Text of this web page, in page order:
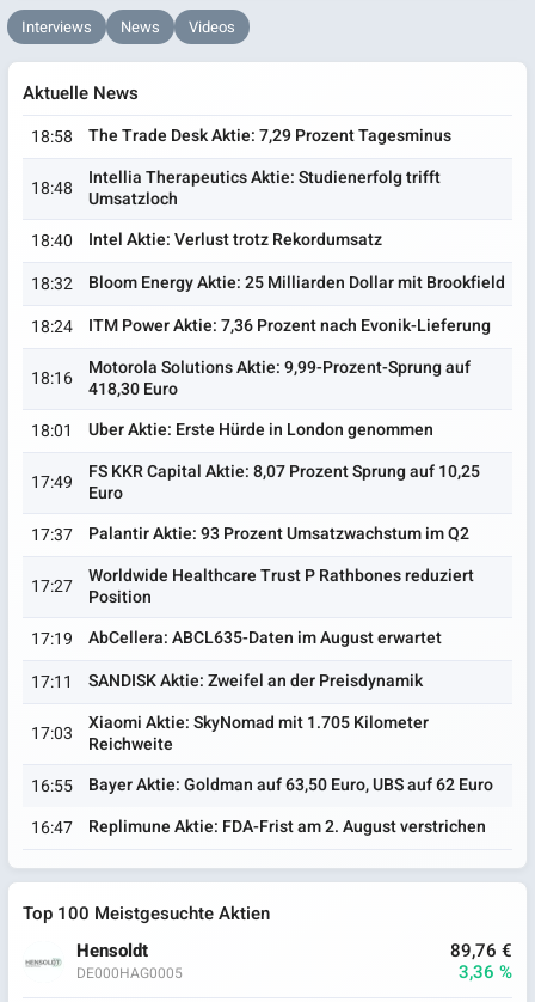
Interviews News Videos
Aktuelle News
18:58 The Trade Desk Aktie: 7,29 Prozent Tagesminus
18:48
Intellia Therapeutics Aktie: Studienerfolg trifft
Umsatzloch
18:40
Intel Aktie: Verlust trotz Rekordumsatz
18:32
Bloom Energy Aktie: 25 Milliarden Dollar mit Brookfield
18:24
ITM Power Aktie: 7,36 Prozent nach Evonik-Lieferung
18:16
Motorola Solutions Aktie: 9,99-Prozent-Sprung auf
418,30 Euro
18:01
Uber Aktie: Erste Hürde in London genommen
17:49
FS KKR Capital Aktie: 8,07 Prozent Sprung auf 10,25
Euro
17:37
Palantir Aktie: 93 Prozent Umsatzwachstum im Q2
17:27
Worldwide Healthcare Trust P Rathbones reduziert
Position
17:19
AbCellera: ABCL635-Daten im August erwartet
17:11
SANDISK Aktie: Zweifel an der Preisdynamik
17:03
Xiaomi Aktie: SkyNomad mit 1.705 Kilometer
Reichweite
16:55
Bayer Aktie: Goldman auf 63,50 Euro, UBS auf 62 Euro
16:47
Replimune Aktie: FDA-Frist am 2. August verstrichen
Top 100 Meistgesuchte Aktien
Hensoldt
DE000HAG0005
89,76 €
3,36 %